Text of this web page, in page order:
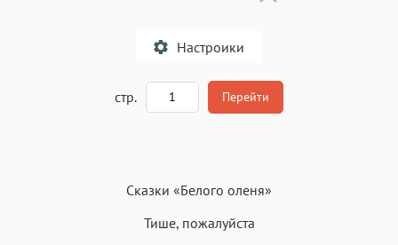
Настроики
стр. Перейти
Сказки «Белого оленя»
Тише, пожалуйста